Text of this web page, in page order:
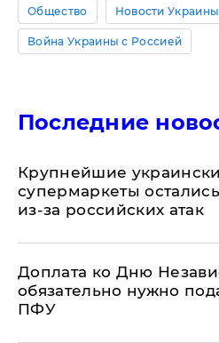
Общество Новости Украины
Война Украины с Россией
Последние
Крупнейшие
супермаркеты
из-за российских атак
Доплата ко Дню
обязательно нужно
ПФУ